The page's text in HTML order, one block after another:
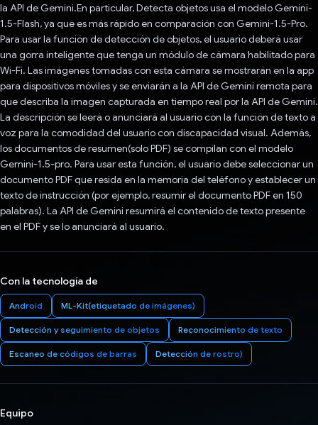
la API de Gemini.En particular, Detecta objetos usa el modelo Gemini-
1.5-Flash, ya que es más rápido en comparación con Gemini-1.5-Pro.
Para usar la función de detección de objetos, el usuario deberá usar
una gorra inteligente que tenga un módulo de cámara habilitado para
Wi-Fi. Las imágenes tomadas con esta cámara se mostrarán en la app
para dispositivos móviles y se enviarán a la API de Gemini remota para
que describa la imagen capturada en tiempo real por la API de Gemini.
La descripción se leerá o anunciará al usuario con la función de texto a
voz para la comodidad del usuario con discapacidad visual. Además,
los documentos de resumen(solo PDF) se compilan con el modelo
Gemini-1.5-pro. Para usar esta función, el usuario debe seleccionar un
documento PDF que resida en la memoria del teléfono y establecer un
texto de instrucción (por ejemplo, resumir el documento PDF en 150
palabras). La API de Gemini resumirá el contenido de texto presente
en el PDF y se lo anunciará al usuario.
Con la tecnología de
Android ML-Kit(etiquetado de imágenes)
Detección y seguimiento de objetos Reconocimiento de texto
Escaneo de códigos de barras Detección de rostro)
Equipo